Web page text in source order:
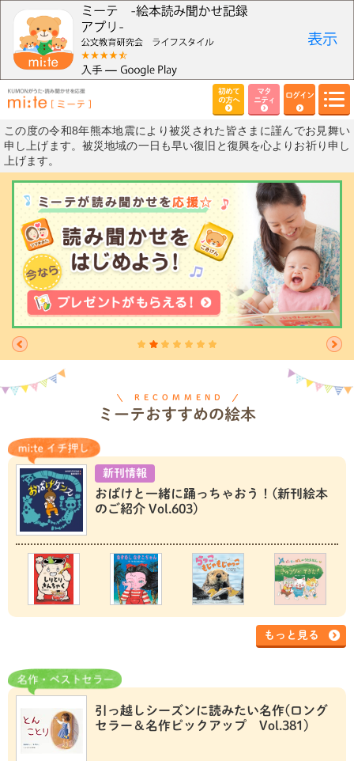
初めて
の方へ
マタ
ニティ
ログイン
この度の令和8年熊本地震により被災された皆さまに謹んでお見舞い
申し上げます。被災地域の一日も早い復旧と復興を心よりお祈り申し
上げます。
RECOMMEND
ミーテおすすめの絵本
新刊情報
おばけと一緒に踊っちゃおう！(新刊絵本
のご紹介 Vol.603)
もっと見る
引っ越しシーズンに読みたい名作(ロング
セラー＆名作ピックアップ Vol.381)